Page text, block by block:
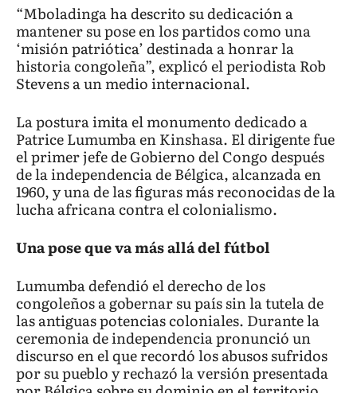
“Mboladinga ha descrito su dedicación a
mantener su pose en los partidos como una
‘misión patriótica’ destinada a honrar la
historia congoleña”, explicó el periodista Rob
Stevens a un medio internacional.
La postura imita el monumento dedicado a
Patrice Lumumba en Kinshasa. El dirigente fue
el primer jefe de Gobierno del Congo después
de la independencia de Bélgica, alcanzada en
1960, y una de las figuras más reconocidas de la
lucha africana contra el colonialismo.
Una pose que va más allá del fútbol
Lumumba defendió el derecho de los
congoleños a gobernar su país sin la tutela de
las antiguas potencias coloniales. Durante la
ceremonia de independencia pronunció un
discurso en el que recordó los abusos sufridos
por su pueblo y rechazó la versión presentada